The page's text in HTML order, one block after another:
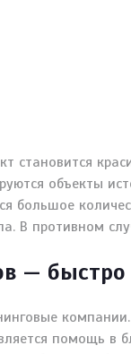
становится
объекты
большое
В противном
—
помощь в